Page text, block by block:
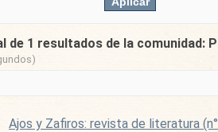
de 1 resultados de la comunidad:
Ajos y Zafiros: revista de literatura